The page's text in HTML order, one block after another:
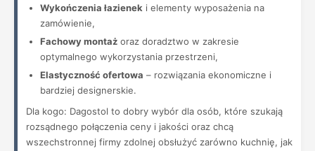
Wykończenia łazienek i elementy wyposażenia na
zamówienie,
Fachowy montaż oraz doradztwo w zakresie
optymalnego wykorzystania przestrzeni,
Elastyczność ofertowa – rozwiązania ekonomiczne i
bardziej designerskie.
Dla kogo: Dagostol to dobry wybór dla osób, które szukają
rozsądnego połączenia ceny i jakości oraz chcą
wszechstronnej firmy zdolnej obsłużyć zarówno kuchnię, jak